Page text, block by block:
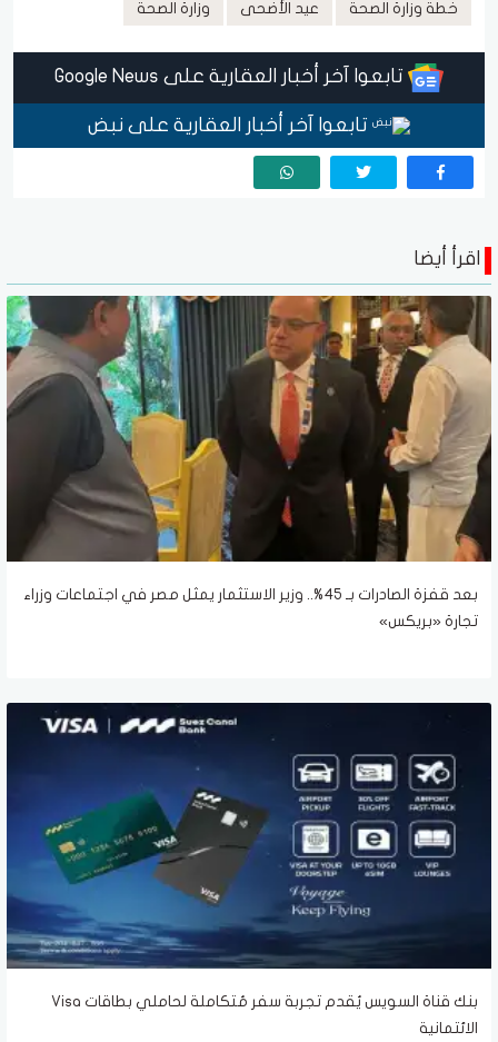
خطة وزارة الصحة عيد الأضحى وزارة الصحة
تابعوا آخر أخبار العقارية على Google News
تابعوا آخر أخبار العقارية على نبض
اقرأ أيضا
بعد قفزة الصادرات بـ 45%.. وزير الاستثمار يمثل مصر في اجتماعات وزراء
تجارة «بريكس»
بنك قناة السويس يُقدم تجربة سفر مُتكاملة لحاملي بطاقات Visa
الائتمانية